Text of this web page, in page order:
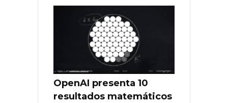
OpenAI presenta 10
resultados matemáticos